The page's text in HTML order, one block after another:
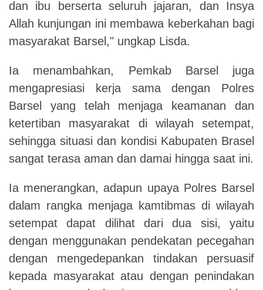
dan ibu berserta seluruh jajaran, dan Insya
Allah kunjungan ini membawa keberkahan bagi
masyarakat Barsel," ungkap Lisda.
Ia menambahkan, Pemkab Barsel juga
mengapresiasi kerja sama dengan Polres
Barsel yang telah menjaga keamanan dan
ketertiban masyarakat di wilayah setempat,
sehingga situasi dan kondisi Kabupaten Brasel
sangat terasa aman dan damai hingga saat ini.
Ia menerangkan, adapun upaya Polres Barsel
dalam rangka menjaga kamtibmas di wilayah
setempat dapat dilihat dari dua sisi, yaitu
dengan menggunakan pendekatan pecegahan
dengan mengedepankan tindakan persuasif
kepada masyarakat atau dengan penindakan